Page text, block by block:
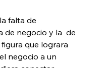
falta de
de negocio y la  de
que lograra
negocio a un